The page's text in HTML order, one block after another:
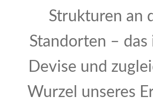
Strukturen an
Standorten – das
Devise und
Wurzel unseres